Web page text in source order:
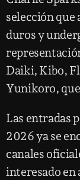
selección que
duros y
Daiki, Kibo,
Yunikoro,
Las entradas
2026 ya se
canales
interesado en